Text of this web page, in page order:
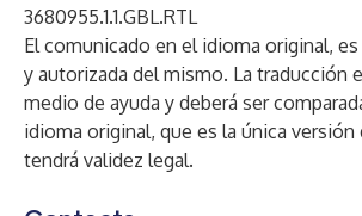
3680955.1.1.GBL.RTL
El comunicado en el idioma original,
y autorizada del mismo. La traducción
medio de ayuda y deberá ser
idioma original, que es la única
tendrá validez legal.